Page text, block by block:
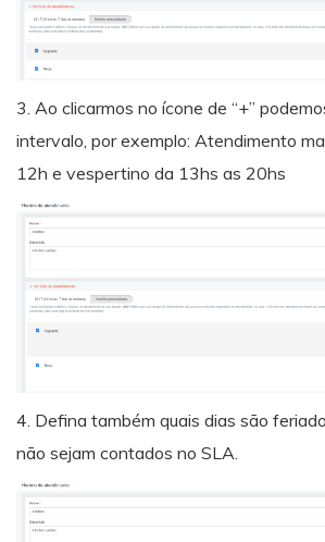
3. Ao clicarmos no ícone de “+”
intervalo, por exemplo: Atendimento
12h e vespertino da 13hs as 20hs
4. Defina também quais dias são
não sejam contados no SLA.